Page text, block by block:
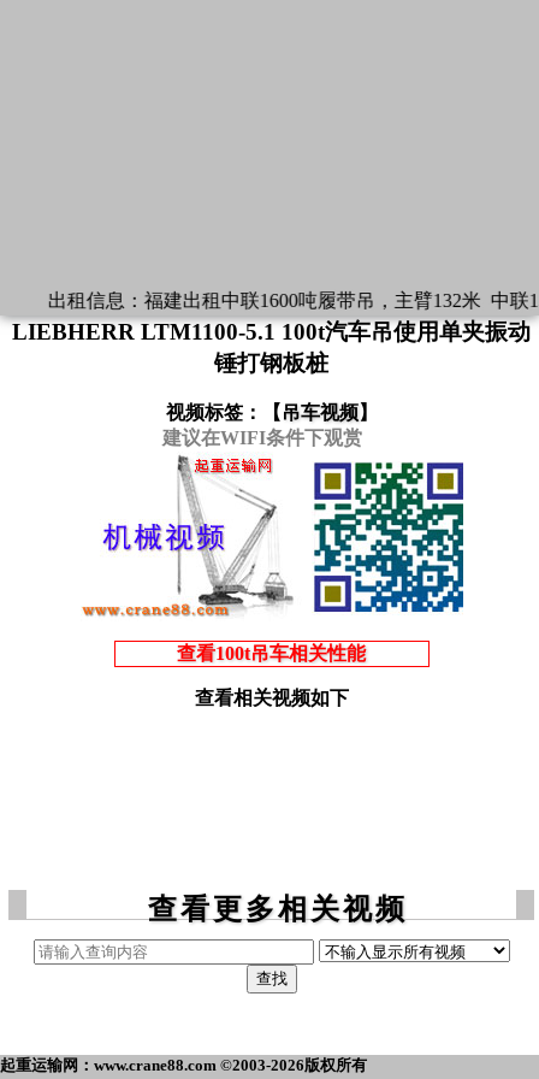
出租信息： 福建出租中联1600吨履带吊，主臂132米 中联
LIEBHERR LTM1100-5.1 100t汽车吊使用单夹振动
锤打钢板桩
视频标签：【 吊车视频】
建议在WIFI条件下观赏
查看100t吊车相关性能
查看相关视频如下
查看更多相关视频
起重运输网：www.crane88.com ©2003-2026版权所有